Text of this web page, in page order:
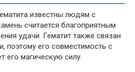
известны людям с
считается благоприятным
удачи. Гематит также связан
поэтому его совместимость с
его магическую силу.